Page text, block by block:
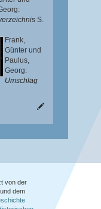
:
S.
Frank,
Günter und
Paulus,
Georg:
Umschlag
von der
und dem